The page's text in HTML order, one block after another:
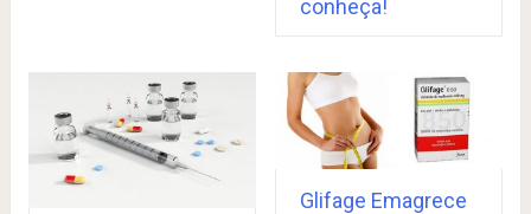
conheça!
Glifage Emagrece